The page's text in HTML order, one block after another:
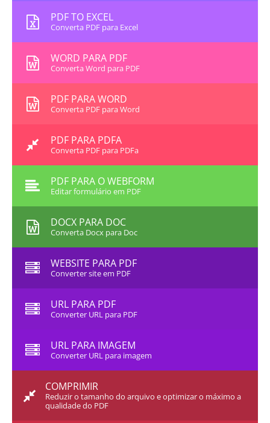
PDF TO EXCEL
Converta PDF para Excel
WORD PARA PDF
Converta Word para PDF
PDF PARA WORD
Converta PDF para Word
PDF PARA PDFA
Converta PDF para PDFa
PDF PARA O WEBFORM
Editar formulário em PDF
DOCX PARA DOC
Converta Docx para Doc
WEBSITE PARA PDF
Converter site em PDF
URL PARA PDF
Converter URL para PDF
URL PARA IMAGEM
Converter URL para imagem
COMPRIMIR
Reduzir o tamanho do arquivo e optimizar o máximo a
qualidade do PDF